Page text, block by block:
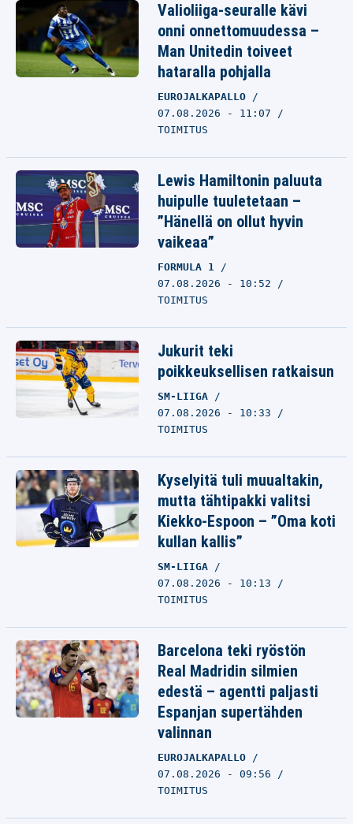
Valioliiga-seuralle kävi
onni onnettomuudessa –
Man Unitedin toiveet
hataralla pohjalla
EUROJALKAPALLO
07.08.2026 - 11:07
TOIMITUS
Lewis Hamiltonin paluuta
huipulle tuuletetaan –
”Hänellä on ollut hyvin
vaikeaa”
FORMULA 1
07.08.2026 - 10:52
TOIMITUS
Jukurit teki
poikkeuksellisen ratkaisun
SM-LIIGA
07.08.2026 - 10:33
TOIMITUS
Kyselyitä tuli muualtakin,
mutta tähtipakki valitsi
Kiekko-Espoon – ”Oma koti
kullan kallis”
SM-LIIGA
07.08.2026 - 10:13
TOIMITUS
Barcelona teki ryöstön
Real Madridin silmien
edestä – agentti paljasti
Espanjan supertähden
valinnan
EUROJALKAPALLO
07.08.2026 - 09:56
TOIMITUS